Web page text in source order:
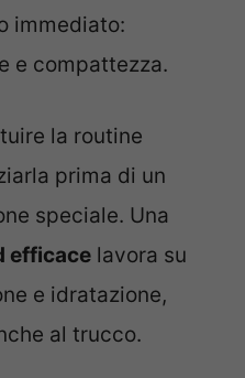
immediato:
e compattezza.
la routine
prima di un
speciale. Una
efficace lavora su
e idratazione,
al trucco.